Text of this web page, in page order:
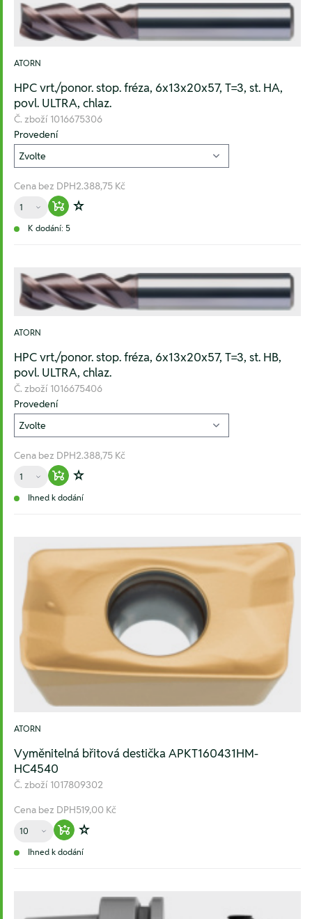
ATORN
HPC vrt./ponor. stop. fréza, 6x13x20x57, T=3, st. HA,
povl. ULTRA, chlaz.
Č. zboží 1016675306
Provedení
Cena bez DPH2.388,75 Kč
Množství
Warenkorb hinzufügen
Zur Wunschliste hinzufügen
K dodání: 5
ATORN
HPC vrt./ponor. stop. fréza, 6x13x20x57, T=3, st. HB,
povl. ULTRA, chlaz.
Č. zboží 1016675406
Provedení
Cena bez DPH2.388,75 Kč
Množství
Warenkorb hinzufügen
Zur Wunschliste hinzufügen
Ihned k dodání
ATORN
Vyměnitelná břitová destička APKT160431HM-
HC4540
Č. zboží 1017809302
Cena bez DPH519,00 Kč
Množství
Warenkorb hinzufügen
Zur Wunschliste hinzufügen
Ihned k dodání